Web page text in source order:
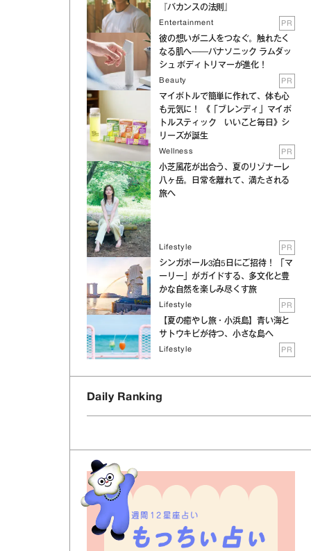
『バカンスの法則』
Entertainment PR
彼の想いが二人をつなぐ。触れたく
なる肌へ──パナソニック ラムダッ
シュ ボディトリマーが進化！
Beauty PR
マイボトルで簡単に作れて、体も心
も元気に！ 《「ブレンディ」マイボ
トルスティック いいこと毎日》シ
リーズが誕生
Wellness PR
小芝風花が出合う、夏のリゾナーレ
八ヶ岳。日常を離れて、満たされる
旅へ
Lifestyle PR
シンガポール3泊5日にご招待！ 「マ
ーリー」がガイドする、多文化と豊
かな自然を楽しみ尽くす旅
Lifestyle PR
【夏の癒やし旅・小浜島】青い海と
サトウキビが待つ、小さな島へ
Lifestyle PR
Daily Ranking
週間12星座占い